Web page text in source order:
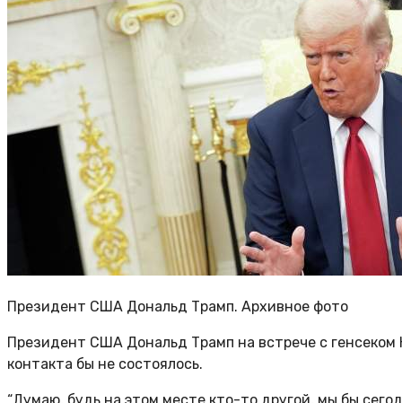
Президент США Дональд Трамп. Архивное фото
Президент США Дональд Трамп на встрече с
контакта бы не состоялось.